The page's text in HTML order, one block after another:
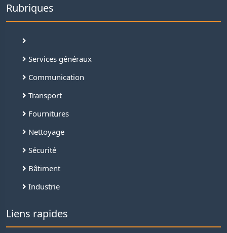
Rubriques
Services généraux
Communication
Transport
Fournitures
Nettoyage
Sécurité
Bâtiment
Industrie
Liens rapides